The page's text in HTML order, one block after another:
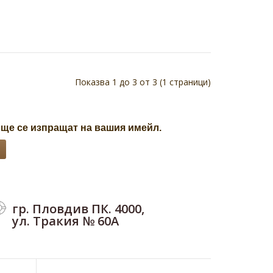
цитрат?Спомага з..
Витамин Е, Fish Oil, 60 капсулиХранителна
Показва 1 до 3 от 3 (1 страници)
се изпращат на вашия имейл.
гр. Пловдив ПК. 4000,
ул. Тракия № 60А